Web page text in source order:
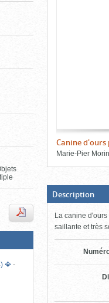
-
Canine d'ours
Marie-Pier Morin
bloc
d'onglets
Description
La canine
saillante et très